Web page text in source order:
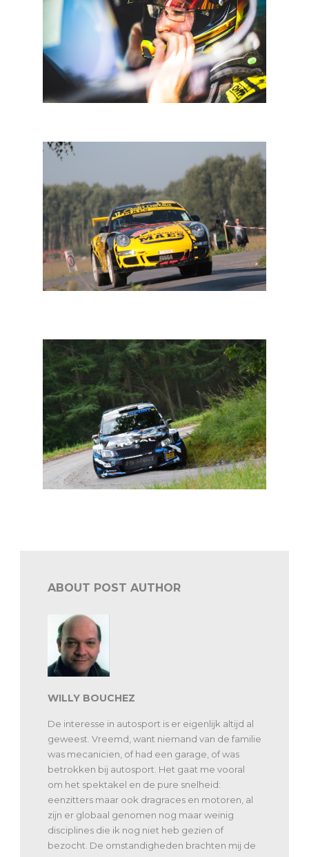
ABOUT POST AUTHOR
WILLY BOUCHEZ
De interesse in autosport is er eigenlijk altijd al
geweest. Vreemd, want niemand van de familie
was mecanicien, of had een garage, of was
betrokken bij autosport. Het gaat me vooral
om het spektakel en de pure snelheid:
eenzitters maar ook dragraces en motoren, al
zijn er globaal genomen nog maar weinig
disciplines die ik nog niet heb gezien of
bezocht. De omstandigheden brachten mij de